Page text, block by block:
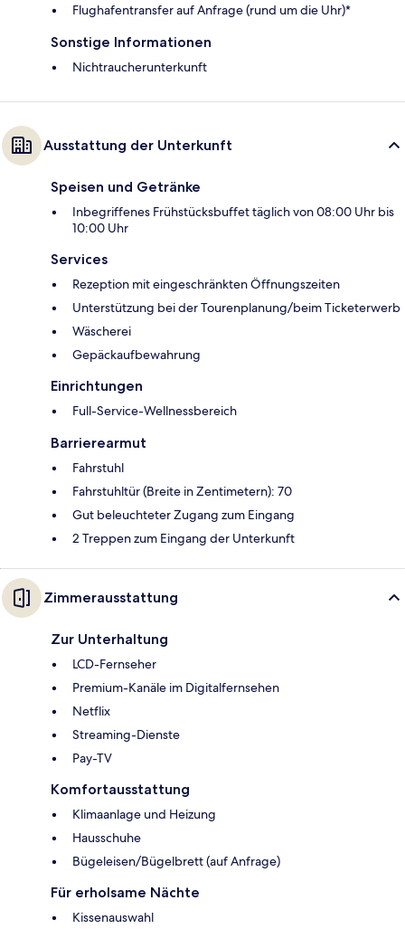
Flughafentransfer auf Anfrage (rund um die Uhr)*
Sonstige Informationen
Nichtraucherunterkunft
Ausstattung der Unterkunft
Speisen und Getränke
Inbegriffenes Frühstücksbuffet täglich von 08:00 Uhr bis
10:00 Uhr
Services
Rezeption mit eingeschränkten Öffnungszeiten
Unterstützung bei der Tourenplanung/beim Ticketerwerb
Wäscherei
Gepäckaufbewahrung
Einrichtungen
Full-Service-Wellnessbereich
Barrierearmut
Fahrstuhl
Fahrstuhltür (Breite in Zentimetern): 70
Gut beleuchteter Zugang zum Eingang
2 Treppen zum Eingang der Unterkunft
Zimmerausstattung
Zur Unterhaltung
LCD-Fernseher
Premium-Kanäle im Digitalfernsehen
Netflix
Streaming-Dienste
Pay-TV
Komfortausstattung
Klimaanlage und Heizung
Hausschuhe
Bügeleisen/Bügelbrett (auf Anfrage)
Für erholsame Nächte
Kissenauswahl